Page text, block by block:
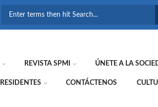
REVISTA SPMI ÚNETE A LA
RESIDENTES CONTÁCTENOS